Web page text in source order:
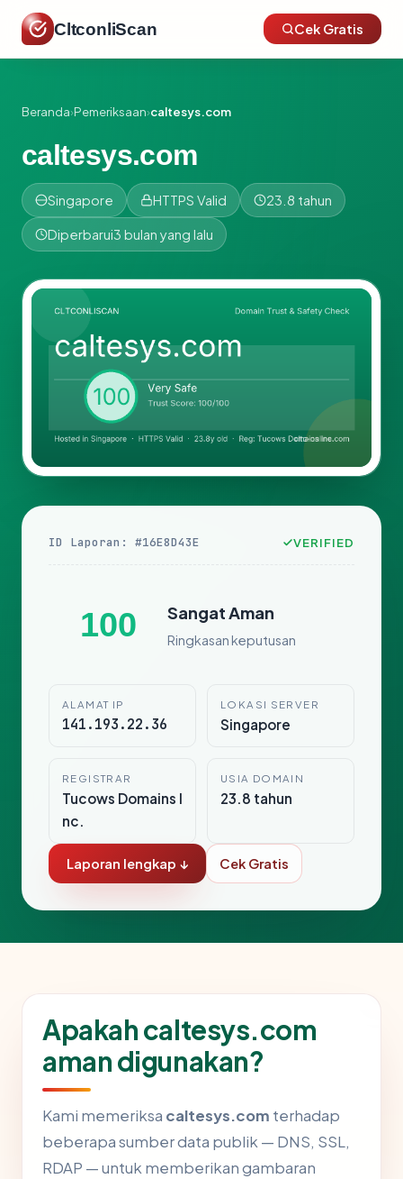
CltconliScan Cek Gratis
Beranda›Pemeriksaan›caltesys.com
caltesys.com
Singapore HTTPS Valid 23.8 tahun
Diperbarui3 bulan yang lalu
ID Laporan: #16E8D43E VERIFIED
100 Sangat Aman
Ringkasan keputusan
ALAMAT IP
141.193.22.36
LOKASI SERVER
Singapore
REGISTRAR
Tucows Domains I
nc.
USIA DOMAIN
23.8 tahun
Laporan lengkap ↓ Cek Gratis
Apakah caltesys.com
aman digunakan?
Kami memeriksa caltesys.com terhadap
beberapa sumber data publik — DNS, SSL,
RDAP — untuk memberikan gambaran